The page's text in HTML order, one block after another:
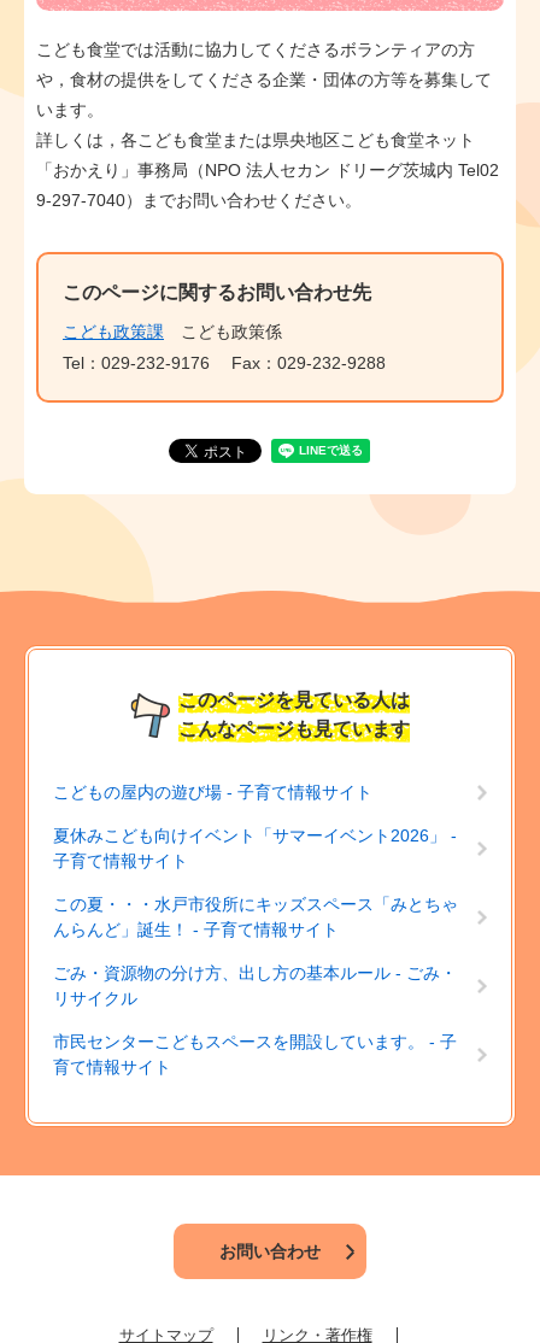
こども食堂では活動に協力してくださるボランティアの方
や，食材の提供をしてくださる企業・団体の方等を募集して
います。
詳しくは，各こども食堂または県央地区こども食堂ネット
「おかえり」事務局（NPO 法人セカン ドリーグ茨城内 Tel02
9-297-7040）までお問い合わせください。
このページに関するお問い合わせ先
こども政策課
こども政策係
Tel：029-232-9176
Fax：029-232-9288
このページを見ている人は
こんなページも見ています
こどもの屋内の遊び場 - 子育て情報サイト
夏休みこども向けイベント「サマーイベント2026」 -
子育て情報サイト
この夏・・・水戸市役所にキッズスペース「みとちゃ
んらんど」誕生！ - 子育て情報サイト
ごみ・資源物の分け方、出し方の基本ルール - ごみ・
リサイクル
市民センターこどもスペースを開設しています。 - 子
育て情報サイト
お問い合わせ
サイトマップ リンク・著作権